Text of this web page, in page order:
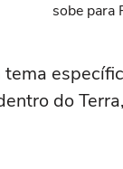
sobe para
do